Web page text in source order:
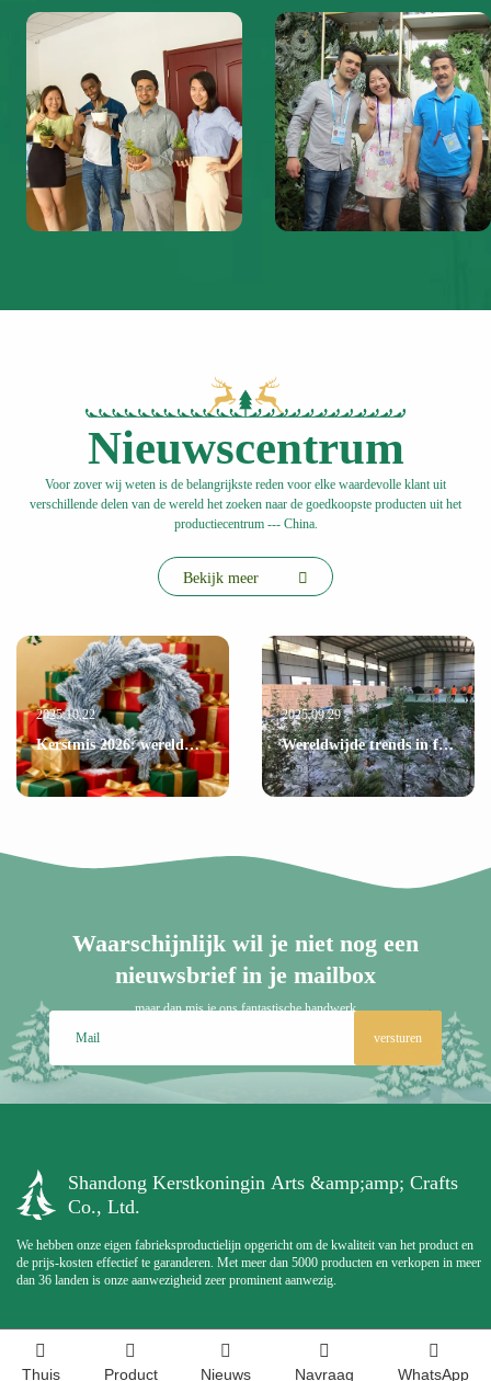
Nieuwscentrum
Voor zover wij weten is de belangrijkste reden voor elke waardevolle klant uit
verschillende delen van de wereld het zoeken naar de goedkoopste producten uit het
productiecentrum --- China.
Bekijk meer
2025.10.22
Kerstmis 2026: wereldwijde trends in feestelijke decoraties en hoe Shandong Christmas Queen Arts & Crafts Co., Ltd. de markt vormgeeft
2025.09.29
Wereldwijde trends in feestelijke decoratie en innovatie
Waarschijnlijk wil je niet nog een
nieuwsbrief in je mailbox
maar dan mis je ons fantastische handwerk
versturen
Shandong Kerstkoningin Arts &amp;amp; Crafts
Co., Ltd.
We hebben onze eigen fabrieksproductielijn opgericht om de kwaliteit van het product en
de prijs-kosten effectief te garanderen. Met meer dan 5000 producten en verkopen in meer
dan 36 landen is onze aanwezigheid zeer prominent aanwezig.
Thuis Product Nieuws Navraag WhatsApp